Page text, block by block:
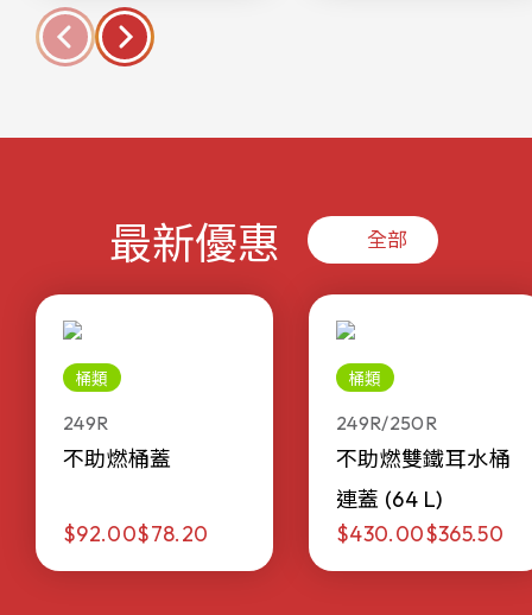
最新優惠 全部
桶類
249R
不助燃桶蓋
$92.00$78.20
桶類
249R/250R
不助燃雙鐵耳水桶
連蓋 (64 L)
$430.00$365.50